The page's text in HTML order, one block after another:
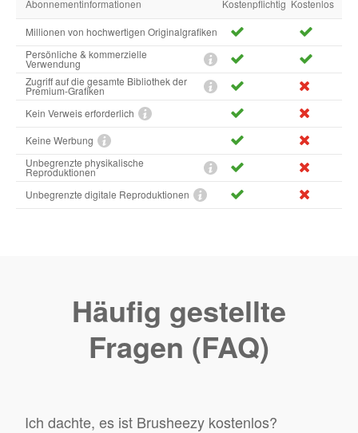
Abonnementinformationen Kostenpflichtig Kostenlos
Millionen von hochwertigen Originalgrafiken
Persönliche & kommerzielle
Verwendung
Zugriff auf die gesamte Bibliothek der
Premium-Grafiken
Kein Verweis erforderlich
Keine Werbung
Unbegrenzte physikalische
Reproduktionen
Unbegrenzte digitale Reproduktionen
Häufig gestellte
Fragen (FAQ)
Ich dachte, es ist Brusheezy kostenlos?